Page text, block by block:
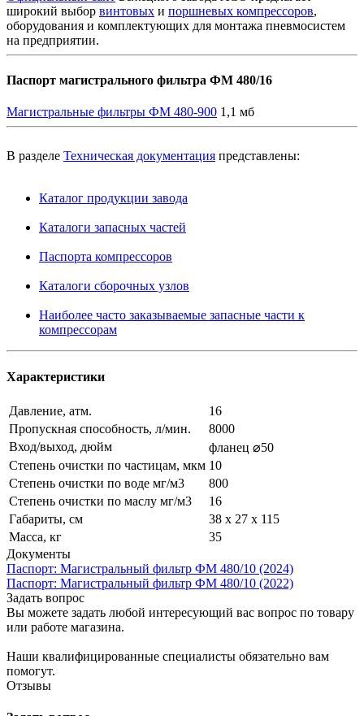
широкий выбор винтовых и поршневых компрессоров,
оборудования и комплектующих для монтажа пневмосистем
на предприятии.
Паспорт магистрального фильтра ФМ 480/16
Магистральные фильтры ФМ 480-900 1,1 мб
В разделе Техническая документация представлены:
Каталог продукции завода
Каталоги запасных частей
Паспорта компрессоров
Каталоги сборочных узлов
Наиболее часто заказываемые запасные части к
компрессорам
Характеристики
Давление, атм.
16
Пропускная способность, л/мин.
8000
Вход/выход, дюйм
фланец ⌀50
Степень очистки по частицам, мкм 10
Степень очистки по воде мг/м3
800
Cтепень очистки по маслу мг/м3
16
Габариты, см
38 х 27 х 115
Масса, кг
35
Документы
Паспорт: Магистральный фильтр ФМ 480/10 (2024)
Паспорт: Магистральный фильтр ФМ 480/10 (2022)
Задать вопрос
Вы можете задать любой интересующий вас вопрос по товару
или работе магазина.
Наши квалифицированные специалисты обязательно вам
помогут.
Отзывы